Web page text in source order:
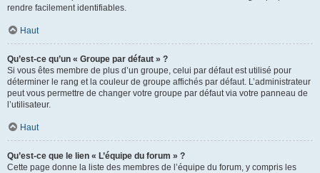
rendre facilement identifiables.
Haut
Qu’est-ce qu’un « Groupe par défaut » ?
Si vous êtes membre de plus d’un groupe, celui par défaut est utilisé pour
déterminer le rang et la couleur de groupe affichés par défaut. L’administrateur
peut vous permettre de changer votre groupe par défaut via votre panneau de
l’utilisateur.
Haut
Qu’est-ce que le lien « L’équipe du forum » ?
Cette page donne la liste des membres de l’équipe du forum, y compris les